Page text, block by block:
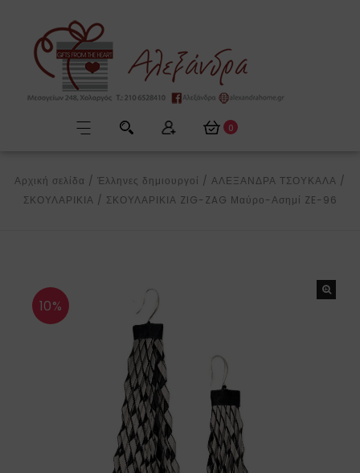
0
Αρχική σελίδα / Έλληνες δημιουργοί / ΑΛΕΞΑΝΔΡΑ ΤΣΟΥΚΑΛΑ /
ΣΚΟΥΛΑΡΙΚΙΑ / ΣΚΟΥΛΑΡΙΚΙΑ ZIG-ZAG Μαύρο-Ασημί ZE-96
10%